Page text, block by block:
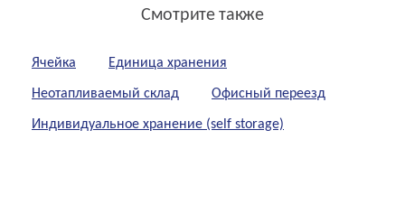
Смотрите также
Ячейка Единица хранения
Неотапливаемый склад Офисный переезд
Индивидуальное хранение (self storage)